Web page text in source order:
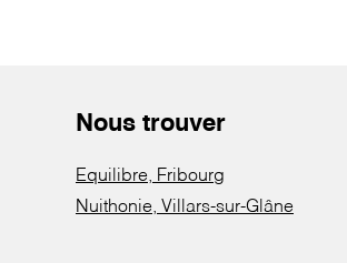
Nous trouver
Equilibre, Fribourg
Nuithonie, Villars-sur-Glâne